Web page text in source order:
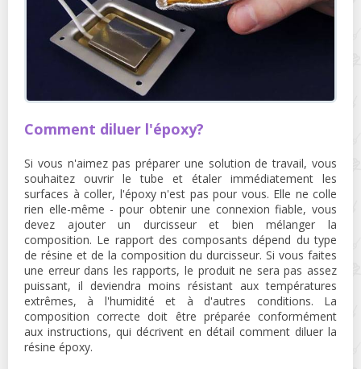
Comment diluer l'époxy?
Si vous n'aimez pas préparer une solution de travail, vous
souhaitez ouvrir le tube et étaler immédiatement les
surfaces à coller, l'époxy n'est pas pour vous. Elle ne colle
rien elle-même - pour obtenir une connexion fiable, vous
devez ajouter un durcisseur et bien mélanger la
composition. Le rapport des composants dépend du type
de résine et de la composition du durcisseur. Si vous faites
une erreur dans les rapports, le produit ne sera pas assez
puissant, il deviendra moins résistant aux températures
extrêmes, à l'humidité et à d'autres conditions. La
composition correcte doit être préparée conformément
aux instructions, qui décrivent en détail comment diluer la
résine époxy.